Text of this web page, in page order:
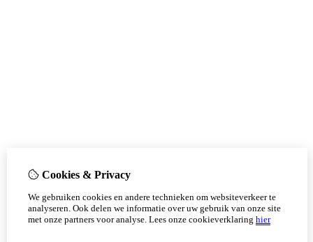
Cookies & Privacy
We gebruiken cookies en andere technieken om websiteverkeer te
analyseren. Ook delen we informatie over uw gebruik van onze site
met onze partners voor analyse. Lees onze cookieverklaring hier